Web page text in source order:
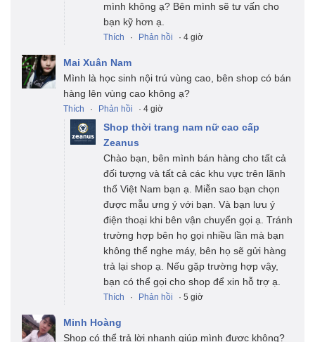
mình không ạ? Bên mình sẽ tư vấn cho
bạn kỹ hơn ạ.
Thích · Phản hồi · 4 giờ
Mai Xuân Nam
Mình là học sinh nội trú vùng cao, bên shop có bán
hàng lên vùng cao không ạ?
Thích · Phản hồi · 4 giờ
Shop thời trang nam nữ cao cấp
Zeanus
Chào bạn, bên mình bán hàng cho tất cả
đối tượng và tất cả các khu vực trên lãnh
thổ Việt Nam bạn ạ. Miễn sao bạn chọn
được mẫu ưng ý với bạn. Và bạn lưu ý
điện thoại khi bên vận chuyển gọi ạ. Tránh
trường hợp bên họ gọi nhiều lần mà bạn
không thể nghe máy, bên họ sẽ gửi hàng
trả lại shop ạ. Nếu gặp trường hợp vậy,
bạn có thể gọi cho shop để xin hỗ trợ ạ.
Thích · Phản hồi · 5 giờ
Minh Hoàng
Shop có thể trả lời nhanh giúp mình được không?